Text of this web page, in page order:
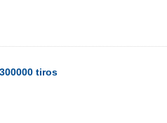
tiros